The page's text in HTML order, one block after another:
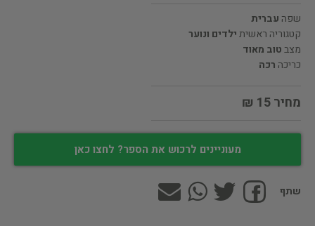
שפה עברית
קטגוריה ראשיתילדים ונוער
מצבטוב מאוד
כריכה רכה
מחיר 15 ₪
מעוניינים לרכוש את הספר? לחצו כאן
שתף